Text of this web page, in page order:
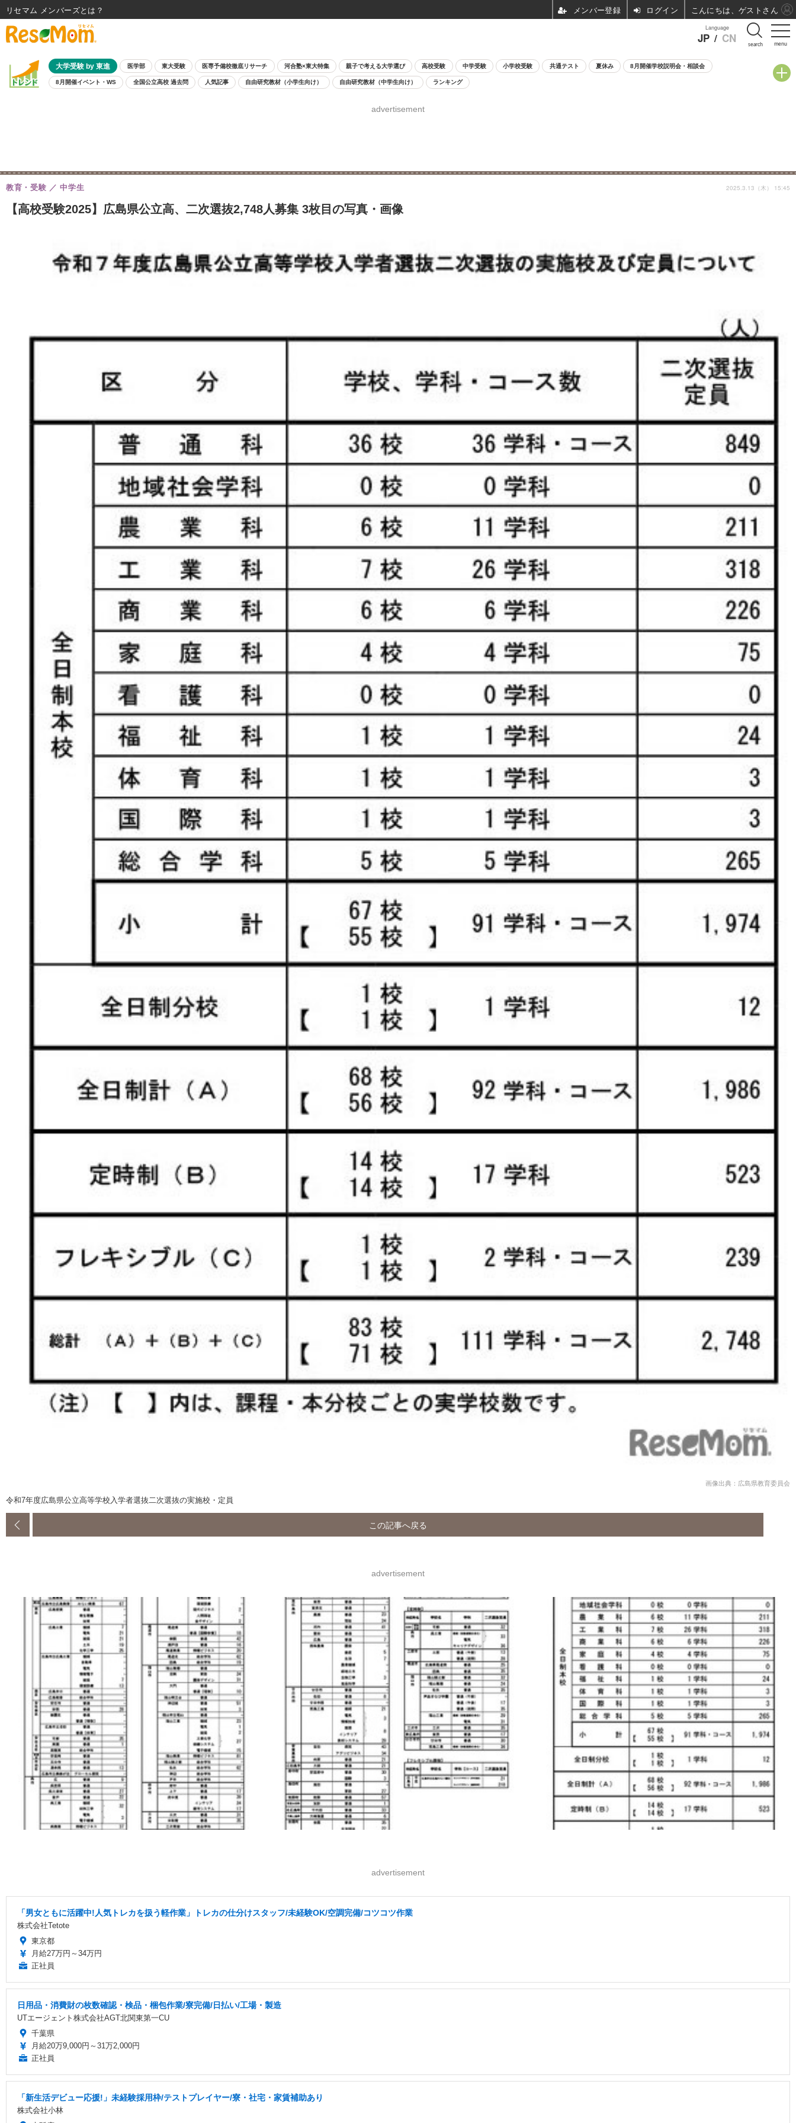
menu
Language
JP / CN search
大学受験 by 東進 医学部 東大受験 医専予備校徹底リサーチ 河合塾×東大特集 親子で考える大学選び 高校受験 中学受験 小学校受験 共通テスト 夏休み 8月開催学校説明会・相談会
8月開催イベント・WS 全国公立高校 過去問 人気記事 自由研究教材（小学生向け） 自由研究教材（中学生向け） ランキング
advertisement
【高校受験2025】広島県公立高、二次選抜2,748人募集 3枚目の写真・画像
教育・受験 中学生 2025.3.13（木） 15:45
画像出典：広島県教育委員会
令和7年度広島県公立高等学校入学者選抜二次選抜の実施校・定員
この記事へ戻る
advertisement
advertisement
「男女ともに活躍中!人気トレカを扱う軽作業」トレカの仕分けスタッフ/未経験OK/空調完備/コツコツ作業
株式会社Tetote
東京都
月給27万円～34万円
正社員
日用品・消費財の枚数確認・検品・梱包作業/寮完備/日払い/工場・製造
UTエージェント株式会社AGT北関東第一CU
千葉県
月給20万9,000円～31万2,000円
正社員
「新生活デビュー応援!」未経験採用枠/テストプレイヤー/寮・社宅・家賃補助あり
株式会社小林
リセマム メンバーズ ログイン こんにちは、ゲストさん